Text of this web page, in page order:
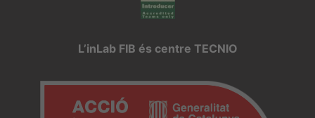
L’inLab FIB és centre TECNIO